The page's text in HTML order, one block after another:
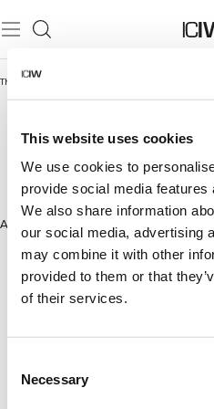
This website uses cookies
We use cookies to
provide social media
We also share information
our social media, advertising
may combine it with other
provided to them or that
of their services.
Selection
Necessary
Thuis /
CAPS &
Ontdek
onze
pettencollectie,
functionaliteit
Kies
katoenen
Meer
Accessoires Ondergoed Socks Shakers